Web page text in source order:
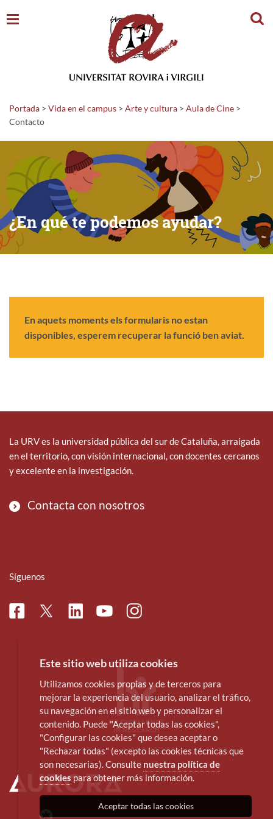
Portada > Vida en el campus > Arte y cultura > Aula de Cine >
Contacto
¿En qué te podemos ayudar?
En aquets moments els formularis no estan
disponibles, esperem recuperar la funció ben aviat.
La URV es la universidad pública del sur de Cataluña, arraigada
en el territorio, con visión internacional, con docentes cercanos
y excelente en la investigación.
Contacta con nosotros
Síguenos
FacebookTwitterLinkedinYoutubeInstagram
Este sitio web utiliza cookies
Utilizamos cookies propias y de terceros para
mejorar la experiencia del usuario, analizar el tráfico,
su navegación en el sitio web y personalizar el
contenido. Puede "Aceptar todas las cookies",
"Configurar las cookies" que desea aceptar o
"Rechazar todas" (excepto las cookies técnicas que
son necesarias). Consulte nuestra política de
cookies para obtener más información.
Aceptar todas las cookies